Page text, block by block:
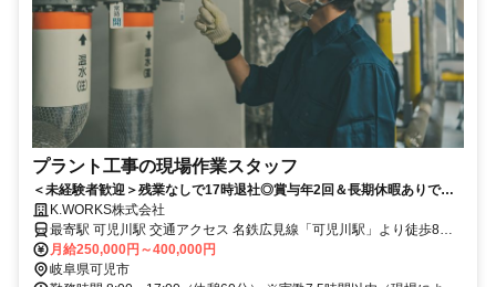
プラント工事の現場作業スタッフ
＜未経験者歓迎＞残業なしで17時退社◎賞与年2回＆長期休暇ありでプ
ライベートも大満足！
K.WORKS株式会社
最寄駅 可児川駅 交通アクセス 名鉄広見線「可児川駅」より徒歩8分
※車通勤OK ※バイク通勤OK
月給250,000円～400,000円
岐阜県可児市